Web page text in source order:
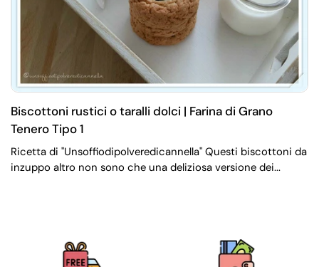
Biscottoni rustici o taralli dolci | Farina di Grano
Tenero Tipo 1
Ricetta di "Unsoffiodipolveredicannella" Questi biscottoni da
inzuppo altro non sono che una deliziosa versione dei...